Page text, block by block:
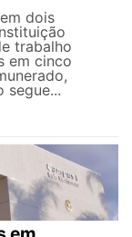
dois
trabalho
em cinco
segue...